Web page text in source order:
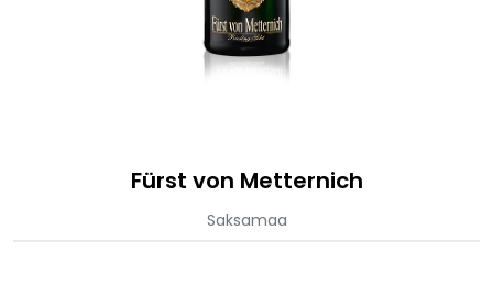
Fürst von Metternich
Saksamaa